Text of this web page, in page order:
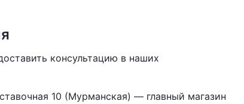
консультацию в наших
10 (Мурманская) — главный магазин